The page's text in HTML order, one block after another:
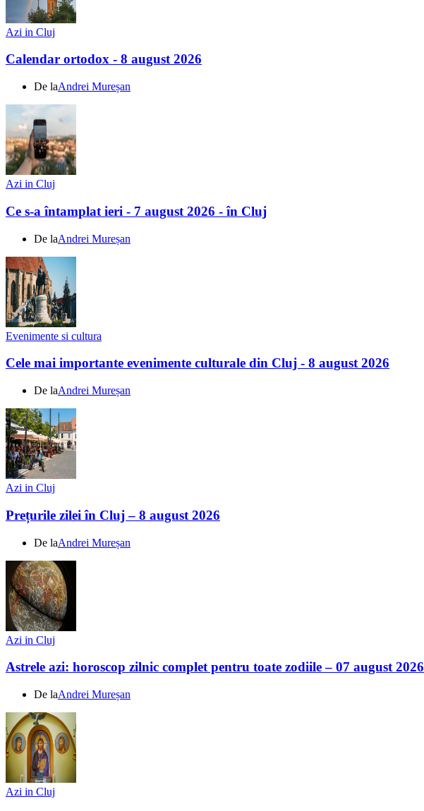
Azi in Cluj
Calendar ortodox - 8 august 2026
De laAndrei Mureșan
Azi in Cluj
Ce s-a întamplat ieri - 7 august 2026 - în Cluj
De laAndrei Mureșan
Evenimente si cultura
Cele mai importante evenimente culturale din Cluj - 8 august 2026
De laAndrei Mureșan
Azi in Cluj
Prețurile zilei în Cluj – 8 august 2026
De laAndrei Mureșan
Azi in Cluj
Astrele azi: horoscop zilnic complet pentru toate zodiile – 07 august 2026
De laAndrei Mureșan
Azi in Cluj